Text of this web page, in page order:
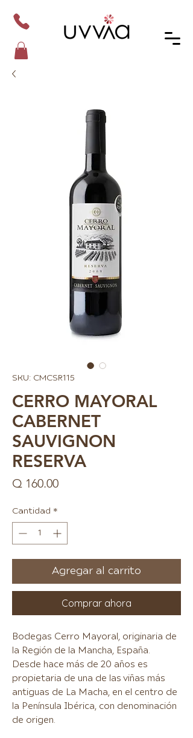
SKU: CMCSR115
CERRO MAYORAL
CABERNET
SAUVIGNON
RESERVA
Q 160.00Precio
Cantidad *
Agregar al carrito
Comprar ahora
Bodegas Cerro Mayoral, originaria de
la Región de la Mancha, España.
Desde hace más de 20 años es
propietaria de una de las viñas más
antiguas de La Macha, en el centro de
la Península Ibérica, con denominación
de origen.